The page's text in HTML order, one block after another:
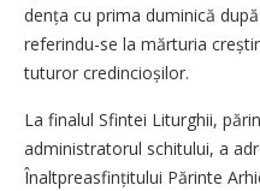
dența cu prima duminică
referindu-se la mărturia
tuturor credin­cioșilor.
La finalul Sfintei Liturghii,
administratorul schitului, a
Înalt­prea­sfințitului Părinte